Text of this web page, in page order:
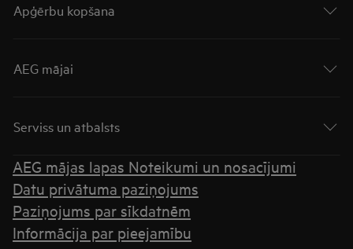
Apģērbu kopšana
AEG mājai
Serviss un atbalsts
AEG mājas lapas Noteikumi un nosacījumi
Datu privātuma paziņojums
Paziņojums par sīkdatnēm
Informācija par pieejamību